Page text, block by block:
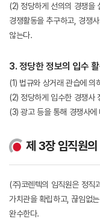
(2) 정당하게 선의의 경쟁을
경쟁활동을 추구하고, 경쟁
않는다.
3. 정당한 정보의 입수
(1) 법규와 상거래 관습에 의
(2) 정당하게 입수한 경쟁사
(3) 광고 등을 통해 경쟁사
제 3장 임직원의
(주)코렌텍의 임직원은 정직
가치관을 확립하고, 끊임없
완수한다.